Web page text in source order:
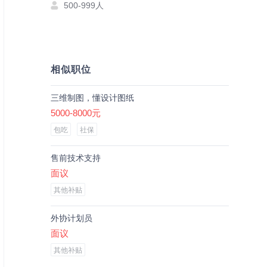
500-999人
相似职位
三维制图，懂设计图纸
5000-8000元
包吃 社保
售前技术支持
面议
其他补贴
外协计划员
面议
其他补贴